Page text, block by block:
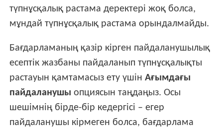
түпнұсқалық растама деректері жоқ болса,
мұндай түпнұсқалық растама орындалмайды.
Бағдарламаның қазір кірген пайдаланушылық
есептік жазбаны пайдаланып түпнұсқалықты
растауын қамтамасыз ету үшінАғымдағы
пайдаланушы опциясын таңдаңыз. Осы
шешімнің бірде-бір кедергісі – егер
пайдаланушы кірмеген болса, бағдарлама